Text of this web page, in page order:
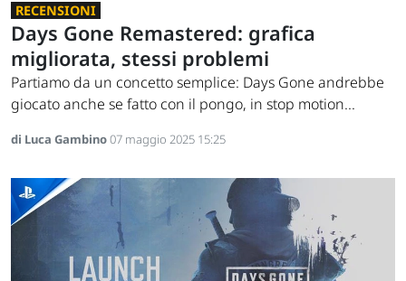
RECENSIONI
Days Gone Remastered: grafica
migliorata, stessi problemi
Partiamo da un concetto semplice: Days Gone andrebbe
giocato anche se fatto con il pongo, in stop motion...
di Luca Gambino07 maggio 2025 15:25